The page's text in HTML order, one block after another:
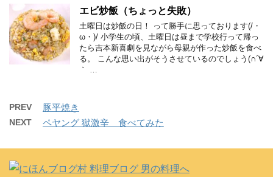
エビ炒飯（ちょっと失敗）
土曜日は炒飯の日！ って勝手に思っております(/・
ω・)/ 小学生の頃、土曜日は昼まで学校行って帰っ
たら吉本新喜劇を見ながら母親が作った炒飯を食べ
る。 こんな思い出がそうさせているのでしょう(∩´∀
｀ …
PREV 豚平焼き
NEXT ペヤング 獄激辛 食べてみた